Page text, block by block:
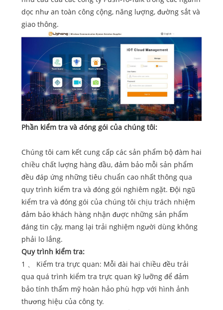
dọc như an toàn công cộng, năng lượng, đường sắt và
giao thông.
Phần kiểm tra và đóng gói của chúng tôi:
Chúng tôi cam kết cung cấp các sản phẩm bộ đàm hai
chiều chất lượng hàng đầu, đảm bảo mỗi sản phẩm
đều đáp ứng những tiêu chuẩn cao nhất thông qua
quy trình kiểm tra và đóng gói nghiêm ngặt. Đội ngũ
kiểm tra và đóng gói của chúng tôi chịu trách nhiệm
đảm bảo khách hàng nhận được những sản phẩm
đáng tin cậy, mang lại trải nghiệm người dùng không
phải lo lắng.
Quy trình kiểm tra:
1 、 Kiểm tra trực quan: Mỗi đài hai chiều đều trải
qua quá trình kiểm tra trực quan kỹ lưỡng để đảm
bảo tính thẩm mỹ hoàn hảo phù hợp với hình ảnh
thương hiệu của công ty.